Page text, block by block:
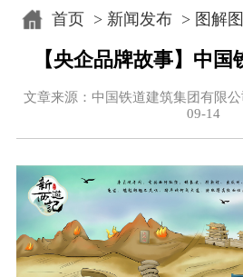
首页> 新闻发布> 图解
【央企品牌故事】中
文章来源：中国铁道建筑集团有
09-14